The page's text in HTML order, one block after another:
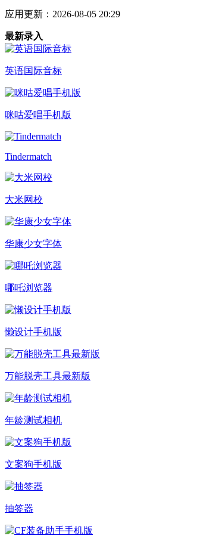
应用更新： 2026-08-05 20:29
最新录入
英语国际音标
咪咕爱唱手机版
Tindermatch
大米网校
华康少女字体
哪吒浏览器
懒设计手机版
万能脱壳工具最新版
年龄测试相机
文案狗手机版
抽签器